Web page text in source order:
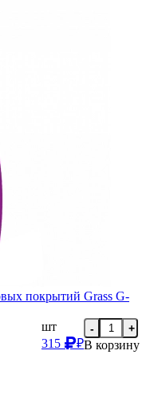
покрытий Grass G-
шт
315
₽
- +
В корзину